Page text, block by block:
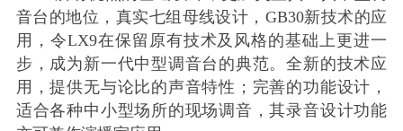
音台的地位，真实七组母线设计，GB30新技术的应
用，令LX9在保留原有技术及风格的基础上更进一
步，成为新一代中型调音台的典范。全新的技术应
用，提供无与论比的声音特性；完善的功能设计，
适合各种中小型场所的现场调音，其录音设计功能